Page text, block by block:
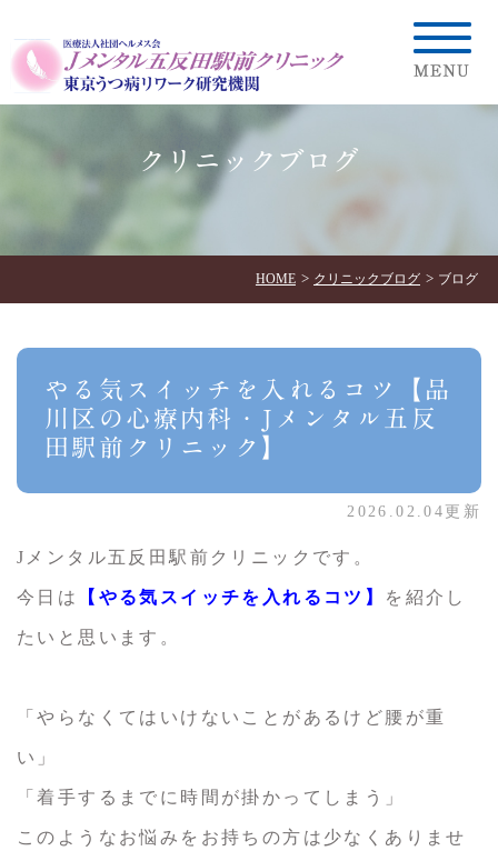
クリニックブログ
HOME クリニックブログ ブログ
やる気スイッチを入れるコツ【品
川区の心療内科・Jメンタル五反
田駅前クリニック】
2026.02.04更新
Jメンタル五反田駅前クリニックです。
今日は 【やる気スイッチを入れるコツ】 を紹介し
たいと思います。
「やらなくてはいけないことがあるけど腰が重
い」
「着手するまでに時間が掛かってしまう」
このようなお悩みをお持ちの方は少なくありませ